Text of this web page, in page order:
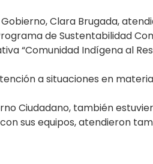
Clara Brugada,
de Sustentabilidad
“Comunidad Indígena al
a situaciones en
Ciudadano, también
sus equipos, atendieron